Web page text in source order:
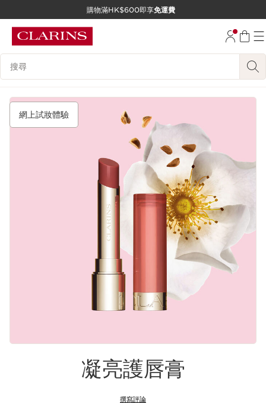
跳至內容
購物滿HK$600即享免運費
搜尋內容說明
網上試妝體驗
凝亮護唇膏
撰寫評論